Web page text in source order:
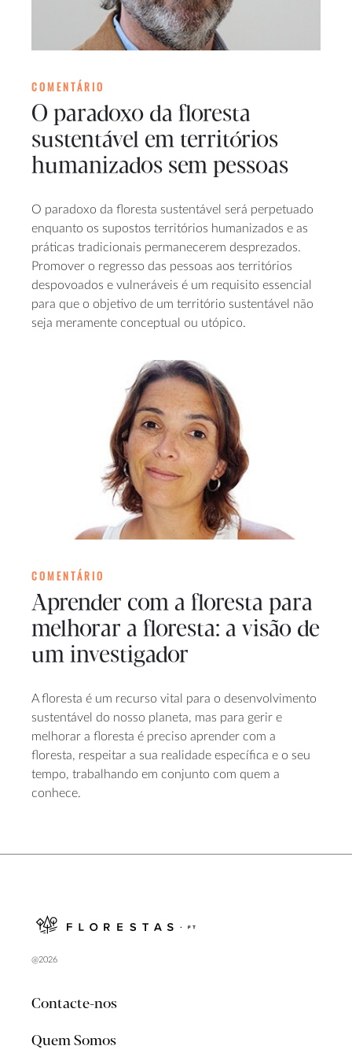
COMENTÁRIO
O paradoxo da floresta
sustentável em territórios
humanizados sem pessoas
O paradoxo da floresta sustentável será perpetuado
enquanto os supostos territórios humanizados e as
práticas tradicionais permanecerem desprezados.
Promover o regresso das pessoas aos territórios
despovoados e vulneráveis é um requisito essencial
para que o objetivo de um território sustentável não
seja meramente conceptual ou utópico.
COMENTÁRIO
Aprender com a floresta para
melhorar a floresta: a visão de
um investigador
A floresta é um recurso vital para o desenvolvimento
sustentável do nosso planeta, mas para gerir e
melhorar a floresta é preciso aprender com a
floresta, respeitar a sua realidade específica e o seu
tempo, trabalhando em conjunto com quem a
conhece.
@2026
Contacte-nos
Quem Somos